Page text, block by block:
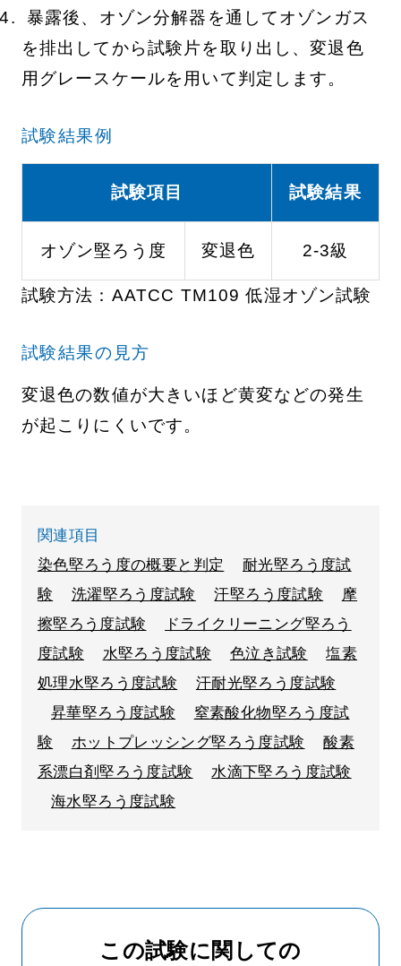
暴露後、オゾン分解器を通してオゾンガス
を排出してから試験片を取り出し、変退色
用グレースケールを用いて判定します。
試験結果例
試験項目 試験結果
オゾン堅ろう度 変退色 2-3級
試験方法：AATCC TM109 低湿オゾン試験
試験結果の見方
変退色の数値が大きいほど黄変などの発生
が起こりにくいです。
関連項目
染色堅ろう度の概要と判定
耐光堅ろう度試
験
洗濯堅ろう度試験 汗堅ろう度試験
摩
擦堅ろう度試験
ドライクリーニング堅ろう
度試験
水堅ろう度試験 色泣き試験
塩素
処理水堅ろう度試験
汗耐光堅ろう度試験
昇華堅ろう度試験
窒素酸化物堅ろう度試
験
ホットプレッシング堅ろう度試験
酸素
系漂白剤堅ろう度試験
水滴下堅ろう度試験
海水堅ろう度試験
この試験に関しての